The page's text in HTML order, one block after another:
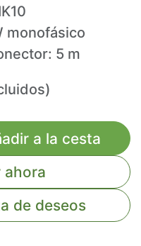
monofásico
5 m
a la cesta
ahora
de deseos